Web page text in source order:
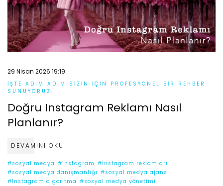
29 Nisan 2026 19:19
İŞTE ADIM ADIM SIZIN IÇIN PROFESYONEL BIR REHBER
SUNUYORUZ.
Doğru Instagram Reklamı Nasıl
Planlanır?
DEVAMINI OKU
#sosyal medya #instagram #instagram reklamları
#sosyal medya danışmanlığı #sosyal medya ajansı
#Instagram algoritma #sosyal medya yönetimi